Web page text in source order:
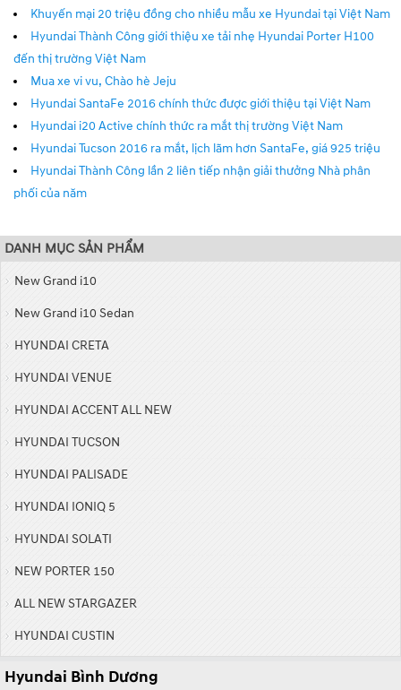
Khuyến mại 20 triệu đồng cho nhiều mẫu xe Hyundai tại Việt Nam
Hyundai Thành Công giới thiệu xe tải nhẹ Hyundai Porter H100
đến thị trường Việt Nam
Mua xe vi vu, Chào hè Jeju
Hyundai SantaFe 2016 chính thức được giới thiệu tại Việt Nam
Hyundai i20 Active chính thức ra mắt thị trường Việt Nam
Hyundai Tucson 2016 ra mắt, lịch lãm hơn SantaFe, giá 925 triệu
Hyundai Thành Công lần 2 liên tiếp nhận giải thưởng Nhà phân
phối của năm
DANH MỤC SẢN PHẨM
New Grand i10
New Grand i10 Sedan
HYUNDAI CRETA
HYUNDAI VENUE
HYUNDAI ACCENT ALL NEW
HYUNDAI TUCSON
HYUNDAI PALISADE
HYUNDAI IONIQ 5
HYUNDAI SOLATI
NEW PORTER 150
ALL NEW STARGAZER
HYUNDAI CUSTIN
Hyundai Bình Dương